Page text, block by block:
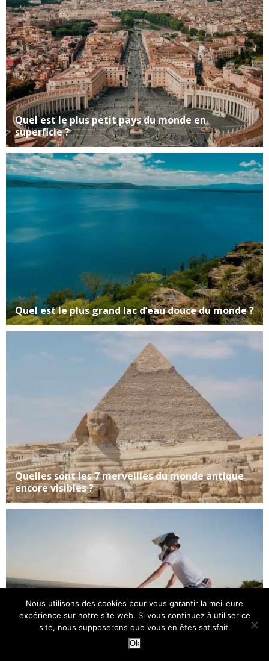
Quel est le plus petit pays du monde en
superficie ?
Quel est le plus grand lac d’eau douce du monde ?
Quelles sont les 7 merveilles du monde antique
encore visibles ?
Nous utilisons des cookies pour vous garantir la meilleure
expérience sur notre site web. Si vous continuez à utiliser ce
site, nous supposerons que vous en êtes satisfait.
Ok